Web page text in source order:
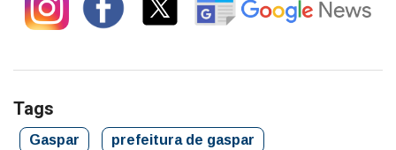
Tags
Gaspar
prefeitura de gaspar